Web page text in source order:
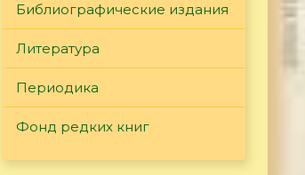
Библиографические издания
Литература
Периодика
Фонд редких книг